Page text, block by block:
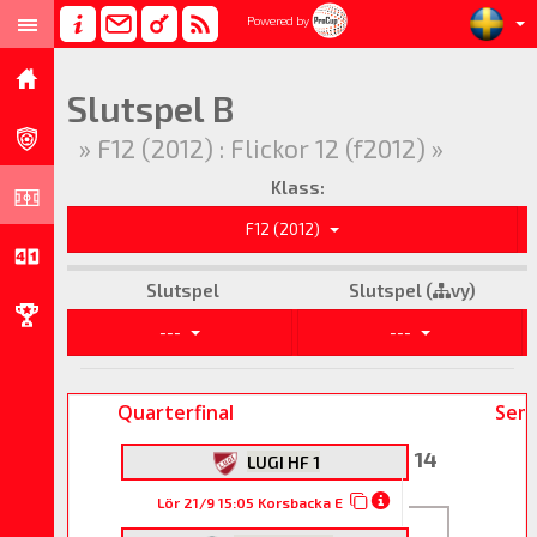
Powered by
Slutspel B
» F12 (2012) : Flickor 12 (f2012) »
Klass:
F12 (2012)
Slutspel Slutspel ( vy)
--- ---
Quarterfinal
LUGI HF 1 14
Lör 21/9 15:05 Korsbacka E